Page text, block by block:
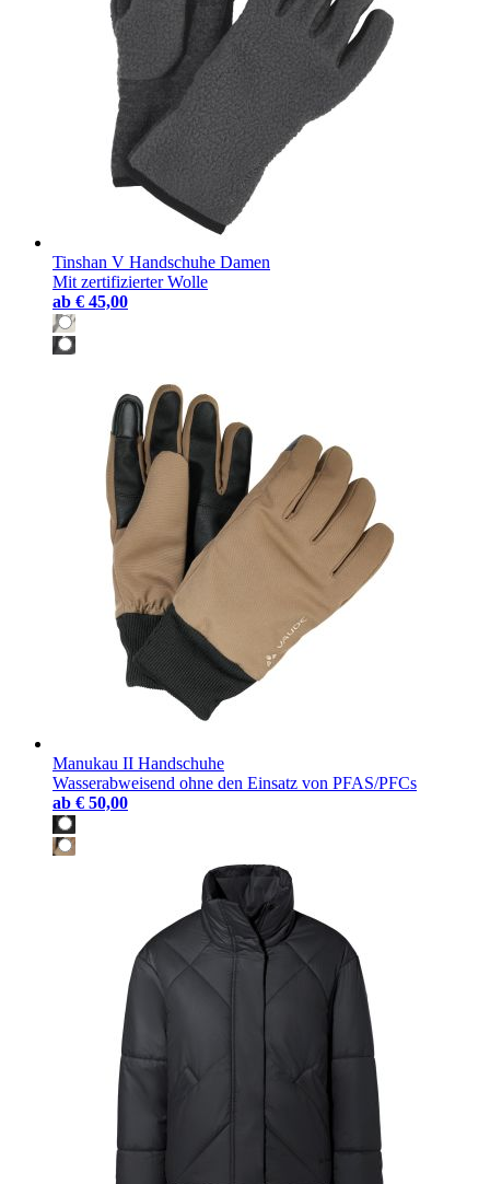
Tinshan V Handschuhe Damen
Mit zertifizierter Wolle
ab € 45,00
Manukau II Handschuhe
Wasserabweisend ohne den Einsatz von PFAS/PFCs
ab € 50,00